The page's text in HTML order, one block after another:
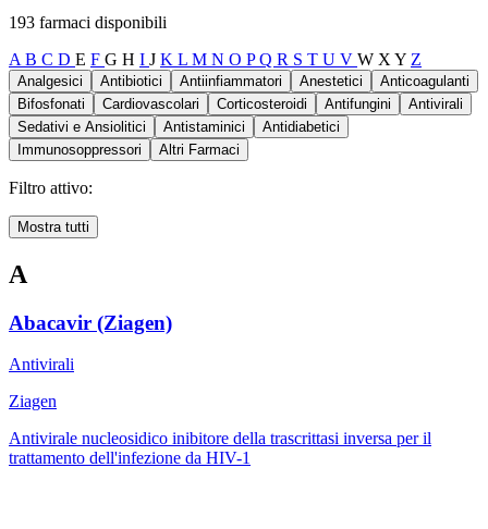
193 farmaci disponibili
A B C D E F G H I J K L M N O PQ R S T U V W X Y Z
Analgesici Antibiotici Antiinfiammatori Anestetici
Anticoagulanti
Bifosfonati
Cardiovascolari Corticosteroidi Antifungini
Antivirali
Sedativi e Ansiolitici
Antistaminici
Antidiabetici
Immunosoppressori
Altri Farmaci
Filtro attivo:
Mostra tutti
A
Abacavir (Ziagen)
Antivirali
Ziagen
Antivirale nucleosidico inibitore della trascrittasi inversa per il
trattamento dell'infezione da HIV-1